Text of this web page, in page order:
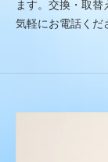
ます。交換・取
気軽にお電話くだ